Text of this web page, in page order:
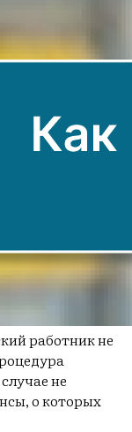
работник не
не
о которых